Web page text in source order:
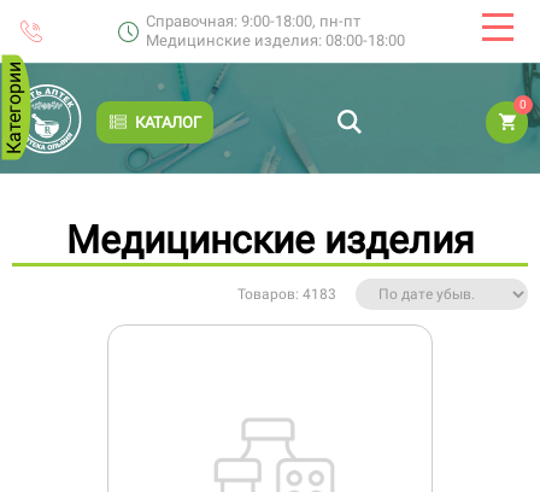
Справочная: 9:00-18:00, пн-пт
Медицинские изделия: 08:00-18:00
КАТАЛОГ
0
Категории
Медицинские изделия
Товаров: 4183